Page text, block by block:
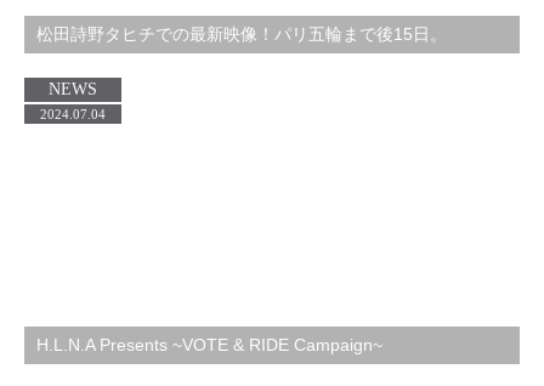
松田詩野タヒチでの最新映像！パリ五輪まで後15日。
H.L.N.A Presents ~VOTE & RIDE Campaign~
NEWS
2024.07.04